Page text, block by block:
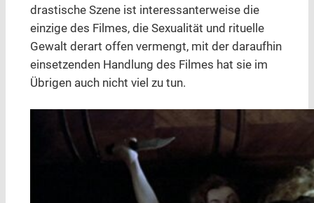
drastische Szene ist interessanterweise die
einzige des Filmes, die Sexualität und rituelle
Gewalt derart offen vermengt, mit der daraufhin
einsetzenden Handlung des Filmes hat sie im
Übrigen auch nicht viel zu tun.